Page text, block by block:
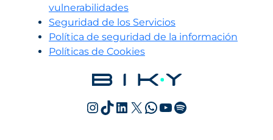
vulnerabilidades
Seguridad de los Servicios
Política de seguridad de la información
Políticas de Cookies
Instagram
TikTok
LinkedIn
X WhatsApp
YouTube
Spotify